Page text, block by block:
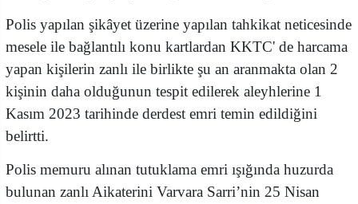
Polis yapılan şikâyet üzerine yapılan tahkikat neticesinde
mesele ile bağlantılı konu kartlardan KKTC' de harcama
yapan kişilerin zanlı ile birlikte şu an aranmakta olan 2
kişinin daha olduğunun tespit edilerek aleyhlerine 1
Kasım 2023 tarihinde derdest emri temin edildiğini
belirtti.
Polis memuru alınan tutuklama emri ışığında huzurda
bulunan zanlı Aikaterini Varvara Sarri’nin 25 Nisan